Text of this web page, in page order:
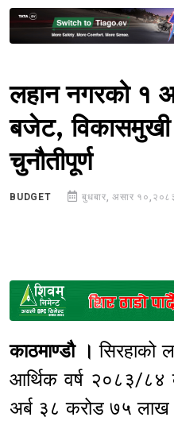
लहान नगरको १
बजेट, विकासमुखी
चुनौतीपूर्ण
BUDGET बुधबार, असार
काठमाण्डौ । सिरहाको
आर्थिक वर्ष २०८३/८४
अर्ब ३८ करोड ७५